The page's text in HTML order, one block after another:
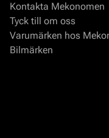
Kontakta Mekonomen
Tyck till om oss
Varumärken hos
Bilmärken